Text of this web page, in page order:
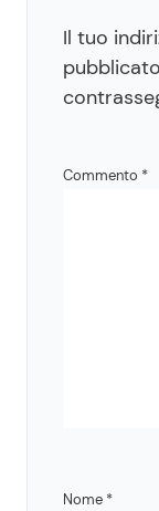
Il tuo
Commento *
Nome *